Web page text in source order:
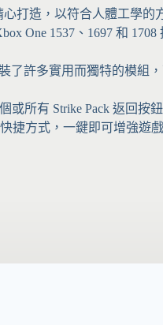
打造，以符合人體工學的
One 1537、1697 和 1708
了許多實用而獨特的模組
或所有 Strike Pack 返回按
捷方式，一鍵即可增強遊